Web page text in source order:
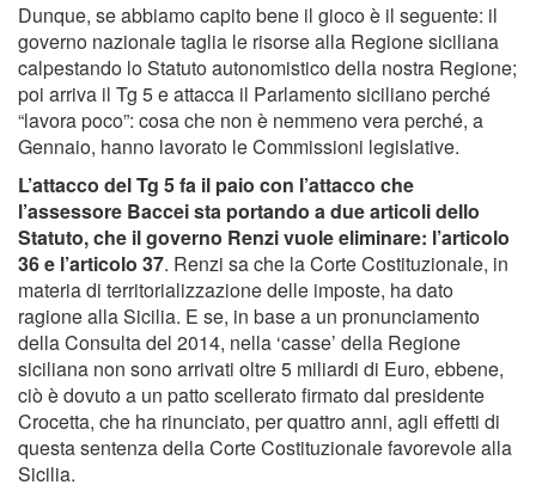
Dunque, se abbiamo capito bene il gioco è il seguente: il
governo nazionale taglia le risorse alla Regione siciliana
calpestando lo Statuto autonomistico della nostra Regione;
poi arriva il Tg 5 e attacca il Parlamento siciliano perché
“lavora poco”: cosa che non è nemmeno vera perché, a
Gennaio, hanno lavorato le Commissioni legislative.
L’attacco del Tg 5 fa il paio con l’attacco che
l’assessore Baccei sta portando a due articoli dello
Statuto, che il governo Renzi vuole eliminare: l’articolo
36 e l’articolo 37. Renzi sa che la Corte Costituzionale, in
materia di territorializzazione delle imposte, ha dato
ragione alla Sicilia. E se, in base a un pronunciamento
della Consulta del 2014, nella ‘casse’ della Regione
siciliana non sono arrivati oltre 5 miliardi di Euro, ebbene,
ciò è dovuto a un patto scellerato firmato dal presidente
Crocetta, che ha rinunciato, per quattro anni, agli effetti di
questa sentenza della Corte Costituzionale favorevole alla
Sicilia.